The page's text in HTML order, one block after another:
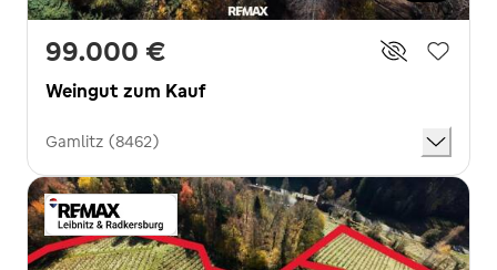
99.000 €
Weingut zum Kauf
Gamlitz (8462)